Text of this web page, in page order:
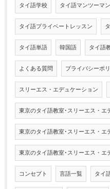
タイ語学校 タイ語マンツーマ
タイ語プライベートレッスン
タイ語単語 韓国語 タイ語
よくある質問 プライバシーポ
スリーエス・エデュケーション
東京のタイ語教室･スリーエス・エ
東京のタイ語教室･スリーエス・エ
東京のタイ語教室･スリーエス・エ
コンセプト 言語一覧 タイ